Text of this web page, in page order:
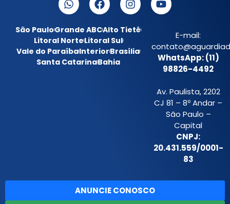
São PauloGrande ABCAlto Tietê
Litoral NorteLitoral Sul
Vale do ParaíbaInteriorBrasília
Santa CatarinaBahia
E-mail:
WhatsApp: (11)
98826-4492
Av. Paulista, 2202
CJ 81 – 8º Andar –
São Paulo –
Capital
CNPJ:
20.431.559/0001-
83
ANUNCIE CONOSCO